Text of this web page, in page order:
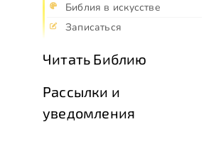
Библия в искусстве
Записаться
Читать Библию
Рассылки и
уведомления